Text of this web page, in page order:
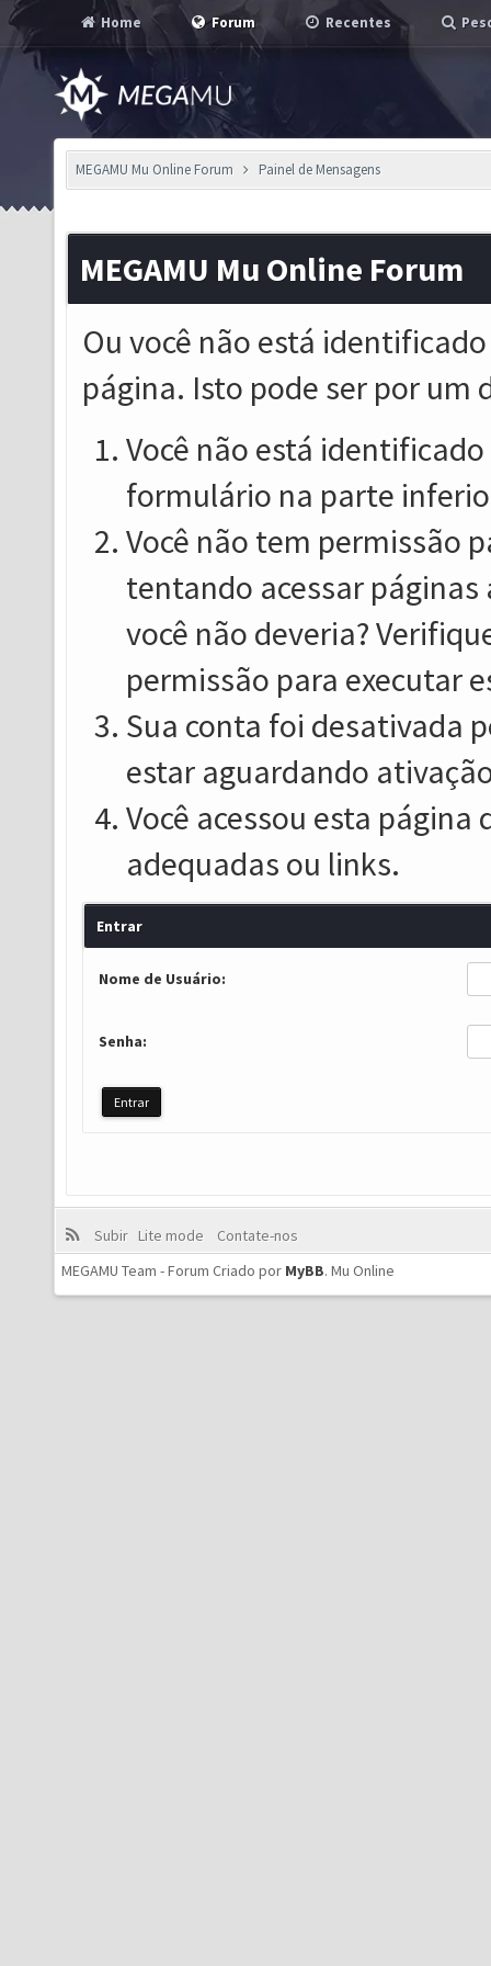
Home Forum Recentes
MEGAMU Mu Online Forum Painel de Mensagens
MEGAMU Mu Online Forum
Ou você não está
página. Isto pode ser por um
Você não está
formulário na parte
Você não tem permissão
tentando acessar
você não deveria?
permissão para executar
Sua conta foi desativada
estar aguardando
Você acessou esta
adequadas ou links.
Entrar
Nome de Usuário:
Senha:
Subir Lite mode
Contate-nos
MEGAMU Team - Forum Criado por MyBB. Mu Online